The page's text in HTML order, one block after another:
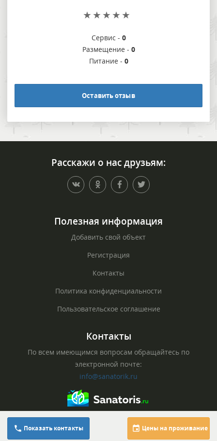
Показать контакты Цены на проживание
8 (800) 100-33-39
Сервис - 0
Размещение - 0
Питание - 0
Оставить отзыв
Расскажи о нас друзьям:
Полезная информация
Добавить свой объект
Регистрация
Контакты
Политика конфиденциальности
Пользовательское соглашение
Контакты
По всем имеющимся вопросам обращайтесь по
электронной почте:
info@sanatorik.ru
© Официальный сайт sanatorik.ru, 2026
Все права защищены